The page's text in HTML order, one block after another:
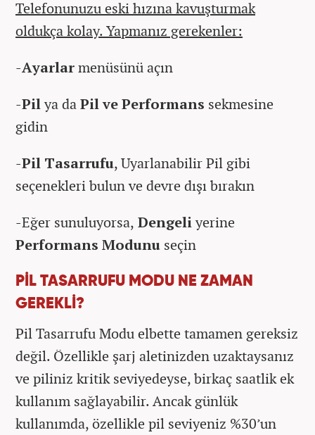
Telefonunuzu eski hızına kavuşturmak
oldukça kolay. Yapmanız gerekenler:
-Ayarlarmenüsünü açın
-Pilya daPil ve Performans sekmesine
gidin
-Pil Tasarrufu, Uyarlanabilir Pil gibi
seçenekleri bulun ve devre dışı bırakın
-Eğer sunuluyorsa, Dengeliyerine
Performans Modunu seçin
PİL TASARRUFU MODU NE ZAMAN
GEREKLİ?
Pil Tasarrufu Modu elbette tamamen gereksiz
değil. Özellikle şarj aletinizden uzaktaysanız
ve piliniz kritik seviyedeyse, birkaç saatlik ek
kullanım sağlayabilir. Ancak günlük
kullanımda, özellikle pil seviyeniz %30’un